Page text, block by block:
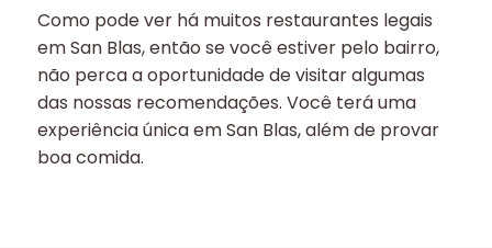
Como pode ver há muitos restaurantes legais
em San Blas, então se você estiver pelo bairro,
não perca a oportunidade de visitar algumas
das nossas recomendações. Você terá uma
experiência única em San Blas, além de provar
boa comida.